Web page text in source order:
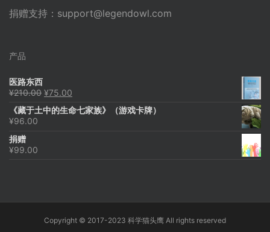
捐赠支持： support@legendowl.com
产品
医路东西
¥210.00 原
为：
¥75.00
价
《藏于土中的生命七家族》（游戏卡牌）
¥96.00
捐赠
¥99.00
Copyright © 2017-2023 科学猫头鹰 All rights reserved